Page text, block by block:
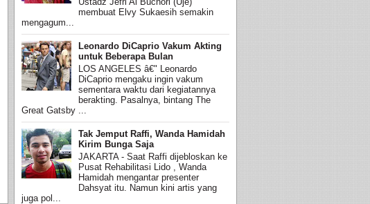
membuat Elvy Sukaesih semakin
mengagum...
Leonardo DiCaprio Vakum Akting
untuk Beberapa Bulan
LOS ANGELES â€" Leonardo
DiCaprio mengaku ingin vakum
sementara waktu dari kegiatannya
berakting. Pasalnya, bintang The
Great Gatsby ...
Tak Jemput Raffi, Wanda Hamidah
Kirim Bunga Saja
JAKARTA - Saat Raffi dijebloskan ke
Pusat Rehabilitasi Lido , Wanda
Hamidah mengantar presenter
Dahsyat itu. Namun kini artis yang
juga pol...